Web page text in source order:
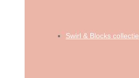
Swirl & Blocks collectie